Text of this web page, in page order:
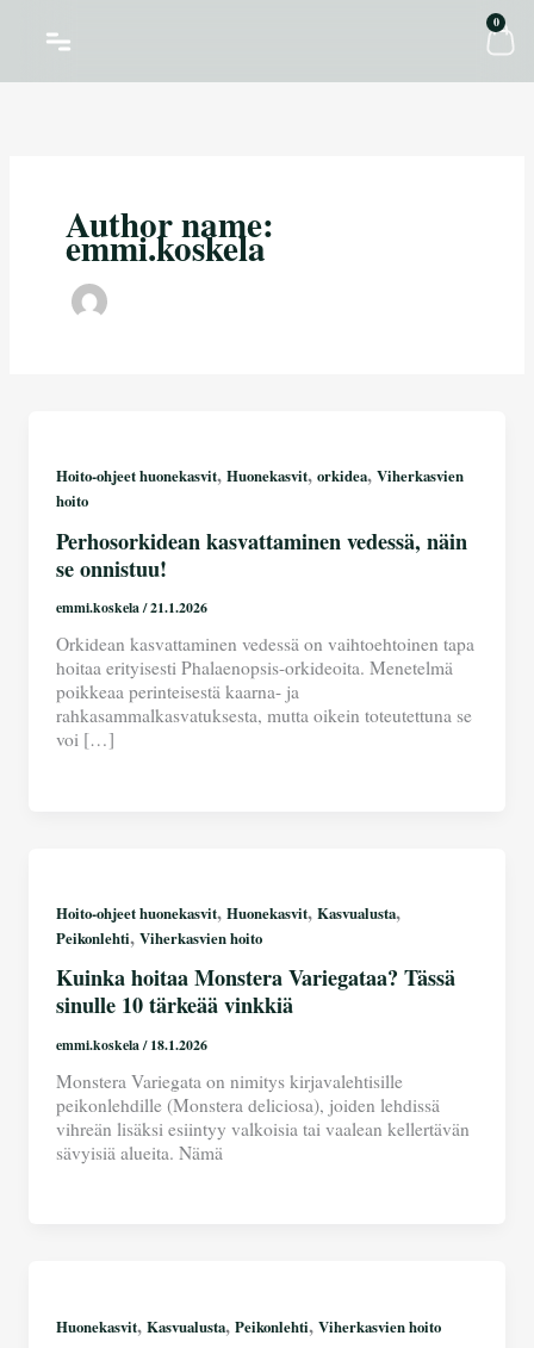
sisältöön
0
Author name:
emmi.koskela
Hoito-ohjeet huonekasvit,Huonekasvit,orkidea,Viherkasvien
hoito
Perhosorkidean kasvattaminen vedessä, näin
se onnistuu!
emmi.koskela/21.1.2026
Orkidean kasvattaminen vedessä on vaihtoehtoinen tapa
hoitaa erityisesti Phalaenopsis-orkideoita. Menetelmä
poikkeaa perinteisestä kaarna- ja
rahkasammalkasvatuksesta, mutta oikein toteutettuna se
voi […]
Hoito-ohjeet huonekasvit,Huonekasvit,Kasvualusta,
Peikonlehti,Viherkasvien hoito
Kuinka hoitaa Monstera Variegataa? Tässä
sinulle 10 tärkeää vinkkiä
emmi.koskela/18.1.2026
Monstera Variegata on nimitys kirjavalehtisille
peikonlehdille (Monstera deliciosa), joiden lehdissä
vihreän lisäksi esiintyy valkoisia tai vaalean kellertävän
sävyisiä alueita. Nämä
Huonekasvit,Kasvualusta,Peikonlehti,Viherkasvien hoito